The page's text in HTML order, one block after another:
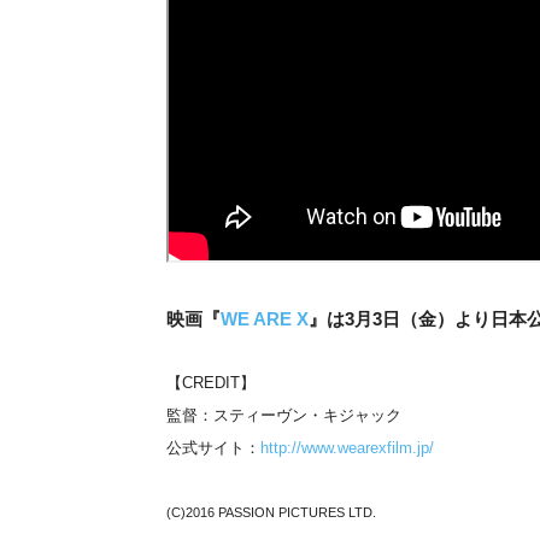
映画『WE ARE X 』は3月3日（金）より日本
【CREDIT】
監督：スティーヴン・キジャック
公式サイト： http://www.wearexfilm.jp/
(C)2016 PASSION PICTURES LTD.